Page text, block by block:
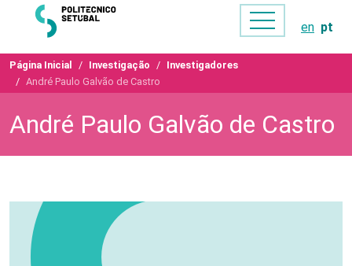
en pt
Página Inicial Investigação
Investigadores
André Paulo Galvão de Castro
André Paulo Galvão de Castro